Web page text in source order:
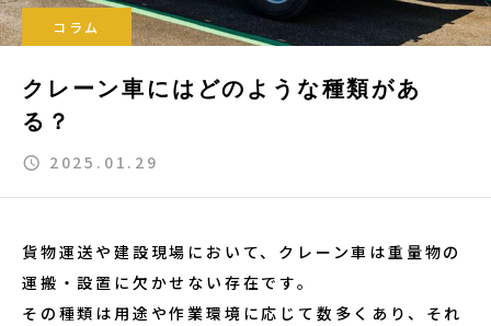
コラム
クレーン車にはどのような種類があ
る？
2025.01.29
貨物運送や建設現場において、クレーン車は重量物の
運搬・設置に欠かせない存在です。
その種類は用途や作業環境に応じて数多くあり、それ